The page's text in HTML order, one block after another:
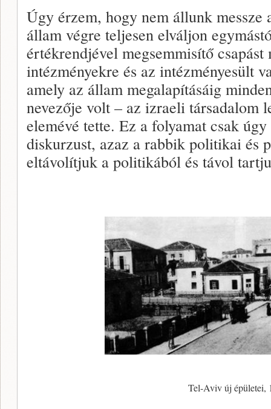
Úgy érzem, hogy nem állunk messze
állam végre teljesen elváljon
értékrendjével megsemmisítő csapást
intézményekre és az intézményesült
amely az állam megalapításáig
nevezője volt – az izraeli társadalom
elemévé tette. Ez a folyamat csak
diskurzust, azaz a rabbik politikai és
eltávolítjuk a politikából és távol
Tel-Aviv új épületei,